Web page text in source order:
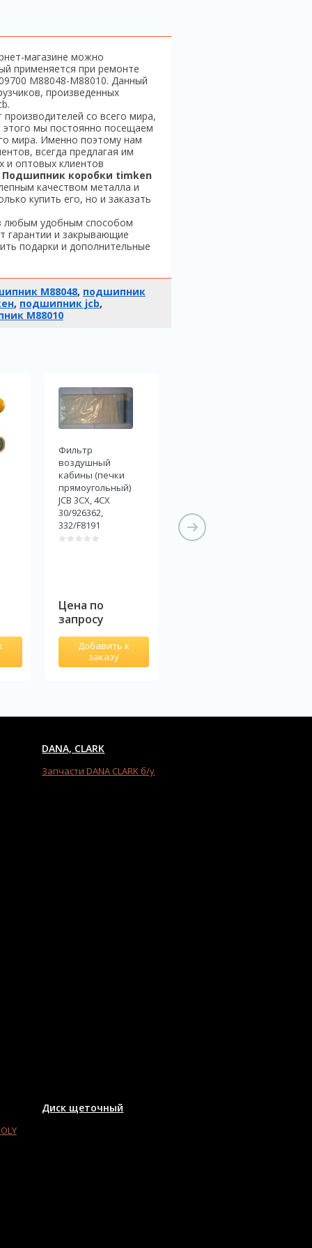
магазине можно
применяется при ремонте
M88048-M88010. Данный
произведенных
со всего мира,
этого мы постоянно посещаем
мира. Именно поэтому нам
всегда предлагая им
и оптовых клиентов
Подшипник коробки timken
качеством металла и
купить его, но и заказать
любым удобным способом
гарантии и закрывающие
подарки и дополнительные
M88048, подшипник
, подшипник jcb,
M88010
Фильтр
воздушный
кабины (печки
прямоугольный)
JCB 3CX, 4CX
30/926362,
332/F8191
Цена по
запросу
Добавить к
заказу
DANA, CLARK
Запчасти DANA CLARK б/у
Диск щеточный